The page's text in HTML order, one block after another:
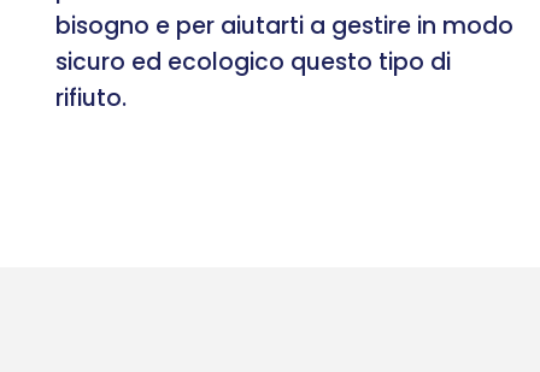
bisogno e per aiutarti a gestire in modo
sicuro ed ecologico questo tipo di
rifiuto.